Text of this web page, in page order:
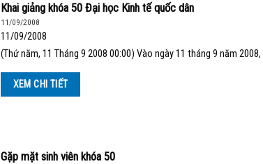
Khai giảng khóa 50 Đại học Kinh tế quốc dân
11/09/2008
11/09/2008
(Thứ năm, 11 Tháng 9 2008 00:00) Vào ngày 11 tháng 9 năm
XEM CHI TIẾT
Gặp mặt sinh viên khóa 50